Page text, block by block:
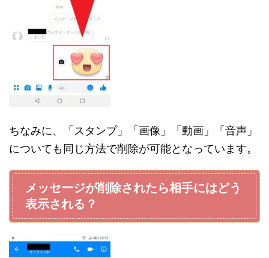
ちなみに、「スタンプ」「画像」「動画」「音声」
についても同じ方法で削除が可能となっています。
メッセージが削除されたら相手にはどう
表示される？